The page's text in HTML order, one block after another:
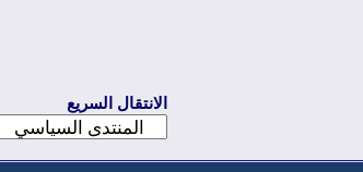
الانتقال السريع